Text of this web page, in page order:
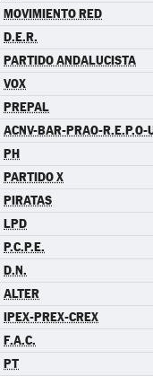
MOVIMIENTO RED
D.E.R.
PARTIDO ANDALUCISTA
VOX
PREPAL
ACNV-BAR-PRAO-R.E.P.O-
PH
PARTIDO X
PIRATAS
LPD
P.C.P.E.
D.N.
ALTER
IPEX-PREX-CREX
F.A.C.
PT